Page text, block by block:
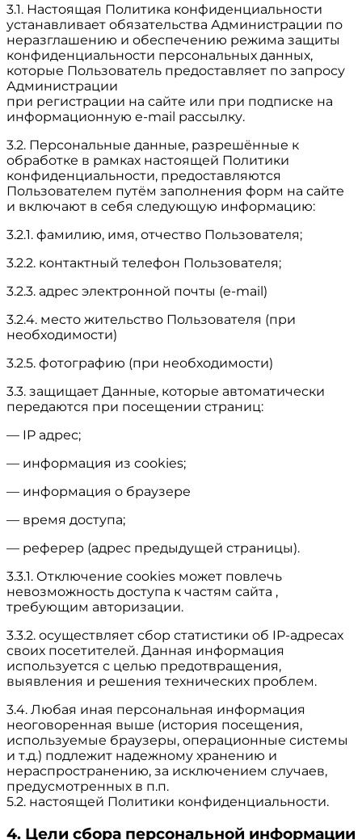
3.1. Настоящая Политика конфиденциальности
устанавливает обязательства Администрации по
неразглашению и обеспечению режима защиты
конфиденциальности персональных данных,
которые Пользователь предоставляет по запросу
Администрации
при регистрации на сайте или при подписке на
информационную e-mail рассылку.
3.2. Персональные данные, разрешённые к
обработке в рамках настоящей Политики
конфиденциальности, предоставляются
Пользователем путём заполнения форм на сайте
и включают в себя следующую информацию:
3.2.1. фамилию, имя, отчество Пользователя;
3.2.2. контактный телефон Пользователя;
3.2.3. адрес электронной почты (e-mail)
3.2.4. место жительство Пользователя (при
необходимости)
3.2.5. фотографию (при необходимости)
3.3. защищает Данные, которые автоматически
передаются при посещении страниц:
— IP адрес;
— информация из cookies;
— информация о браузере
— время доступа;
— реферер (адрес предыдущей страницы).
3.3.1. Отключение cookies может повлечь
невозможность доступа к частям сайта ,
требующим авторизации.
3.3.2. осуществляет сбор статистики об IP-адресах
своих посетителей. Данная информация
используется с целью предотвращения,
выявления и решения технических проблем.
3.4. Любая иная персональная информация
неоговоренная выше (история посещения,
используемые браузеры, операционные системы
и т.д.) подлежит надежному хранению и
нераспространению, за исключением случаев,
предусмотренных в п.п.
5.2. настоящей Политики конфиденциальности.
4. Цели сбора персональной информации